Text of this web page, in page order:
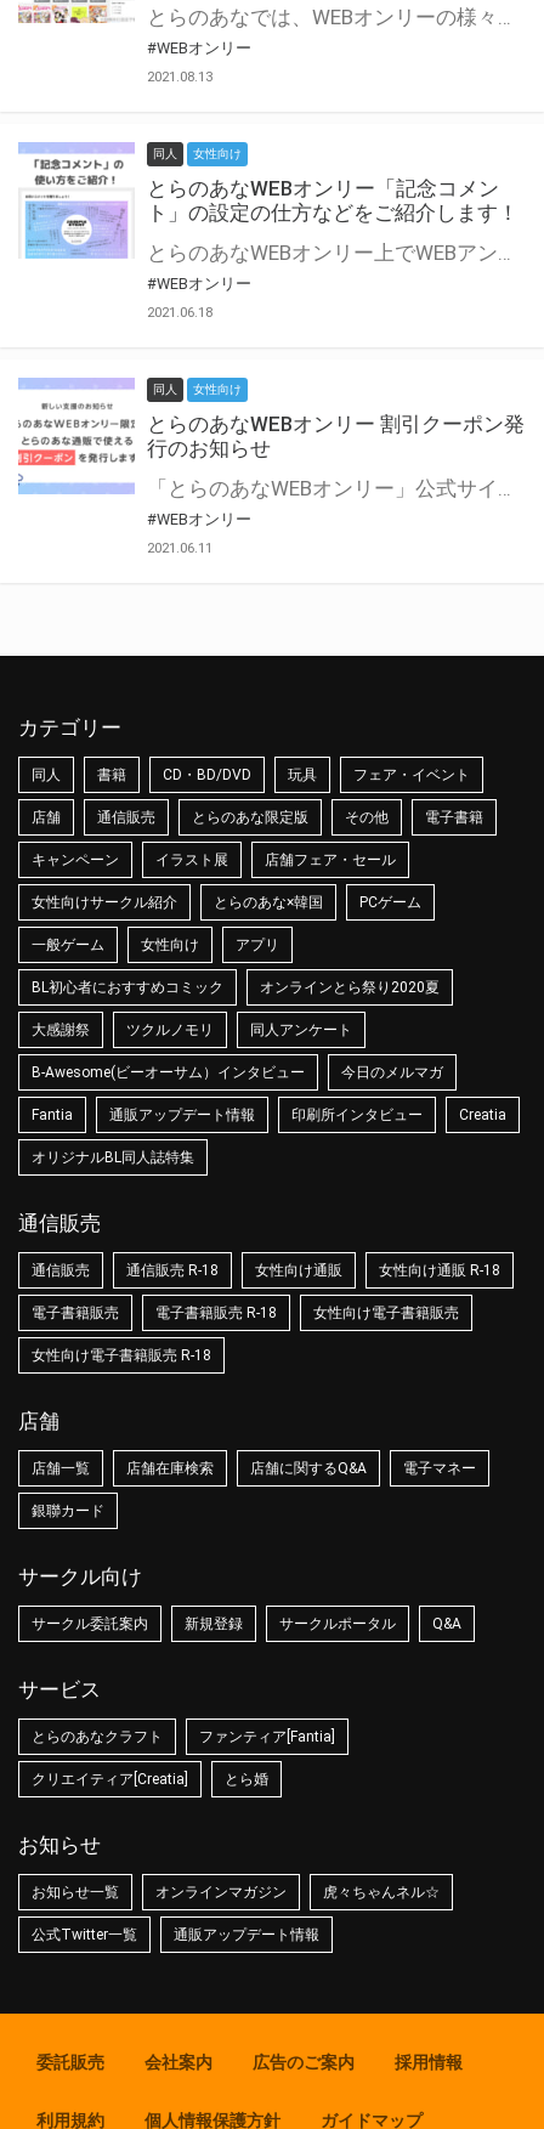
とらのあなでは、WEBオンリーの様々な支援を実施しています。 今回は2021年9月に実装を予定しているアップデート情報についてご紹介いたします。 とらのあなWEBオンリーサイトはこちら
#WEBオンリー
2021.08.13
同人 女性向け
とらのあなWEBオンリー「記念コメン
ト」の設定の仕方などをご紹介します！
とらのあなWEBオンリー上でWEBアンソロジーが作成できる「記念コメント」について、その使い方や作成手順を解説します！ 支援タイプを「サークル参加型」「サークル参加型・マルシェ(イベント会場)機能付き」でお申し込みいただいている主催者様はぜひご活用ください♪ とらのあなWEBオンリーサイトはこちら
#WEBオンリー
2021.06.18
同人 女性向け
とらのあなWEBオンリー 割引クーポン発
行のお知らせ
「とらのあなWEBオンリー」公式サイトでとらのあな通販の「割引クーポン」を配布中！ イベントごとに開催当日限定で使える割引クーポンのシリアルコードを発行します。 とらのあなWEBオンリーのページをチェックして、イベント当日にお得にお買い物を楽しみましょう♪ ※本キャンペーンは予告なく終了する場合がございます。 とらのあなWEBオンリーサイトはこちら
#WEBオンリー
2021.06.11
カテゴリー
同人 書籍 CD・BD/DVD 玩具 フェア・イベント
店舗 通信販売 とらのあな限定版 その他 電子書籍
キャンペーン イラスト展 店舗フェア・セール
女性向けサークル紹介 とらのあな×韓国 PCゲーム
一般ゲーム 女性向け アプリ
BL初心者におすすめコミック オンラインとら祭り2020夏
大感謝祭 ツクルノモリ 同人アンケート
B-Awesome(ビーオーサム）インタビュー 今日のメルマガ
Fantia 通販アップデート情報 印刷所インタビュー Creatia
オリジナルBL同人誌特集
通信販売
通信販売 通信販売 R-18 女性向け通販 女性向け通販 R-18
電子書籍販売 電子書籍販売 R-18 女性向け電子書籍販売
女性向け電子書籍販売 R-18
店舗
店舗一覧 店舗在庫検索 店舗に関するQ&A 電子マネー
銀聯カード
サークル向け
サークル委託案内 新規登録 サークルポータル Q&A
サービス
とらのあなクラフト ファンティア[Fantia]
クリエイティア[Creatia] とら婚
お知らせ
お知らせ一覧 オンラインマガジン 虎々ちゃんネル☆
公式Twitter一覧 通販アップデート情報
委託販売 会社案内 広告のご案内 採用情報
利用規約 個人情報保護方針 ガイドマップ